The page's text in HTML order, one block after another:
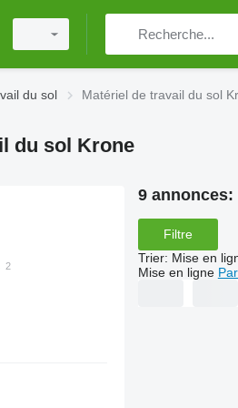
du sol Matériel de travail du sol
du sol Krone
9 annonces:
Filtre
Trier: Mise en
Mise en ligne